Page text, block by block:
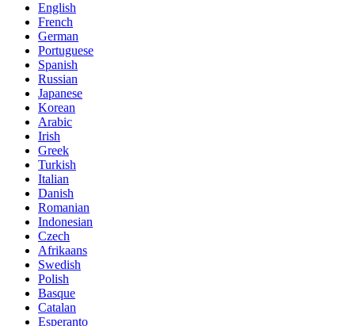
English
French
German
Portuguese
Spanish
Russian
Japanese
Korean
Arabic
Irish
Greek
Turkish
Italian
Danish
Romanian
Indonesian
Czech
Afrikaans
Swedish
Polish
Basque
Catalan
Esperanto